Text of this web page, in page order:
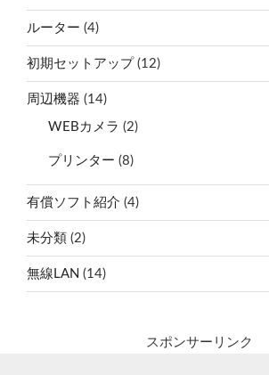
ルーター (4)
初期セットアップ (12)
周辺機器 (14)
WEBカメラ (2)
プリンター (8)
有償ソフト紹介 (4)
未分類 (2)
無線LAN (14)
スポンサーリンク